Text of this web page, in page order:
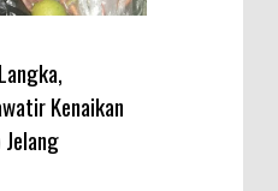
Kenaikan